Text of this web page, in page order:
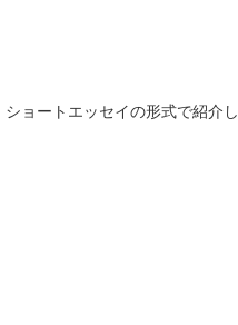
ョートエッセイの形式で紹介し